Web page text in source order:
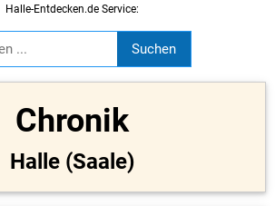
Halle-Entdecken.de Service:
Chronik
Halle (Saale)